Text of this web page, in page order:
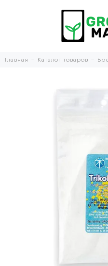
Главная Каталог товаров